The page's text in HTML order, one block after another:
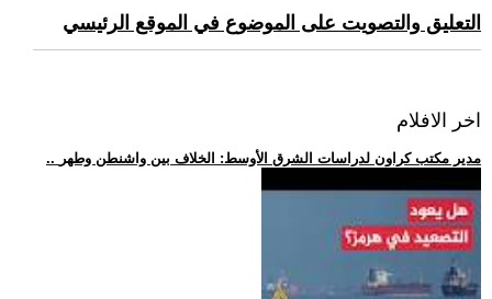
التعليق والتصويت على الموضوع في الموقع الرئيسي
اخر الافلام
.. مدير مكتب كراون لدراسات الشرق الأوسط: الخلاف بين واشنطن وطهر